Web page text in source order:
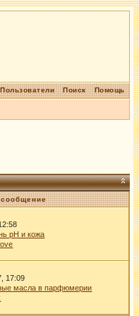
Помощь
Поиск
Пользователи
рН и кожа
17:09
масла в парфюмерии